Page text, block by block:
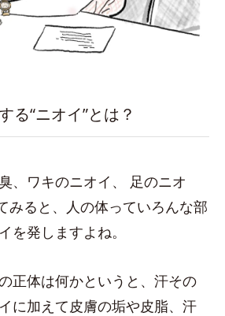
る“ニオイ”とは？
、ワキのニオイ、 足のニオ
みると、人の体っていろんな部
を発しますよね。
正体は何かというと、汗その
に加えて皮膚の垢や皮脂、汗